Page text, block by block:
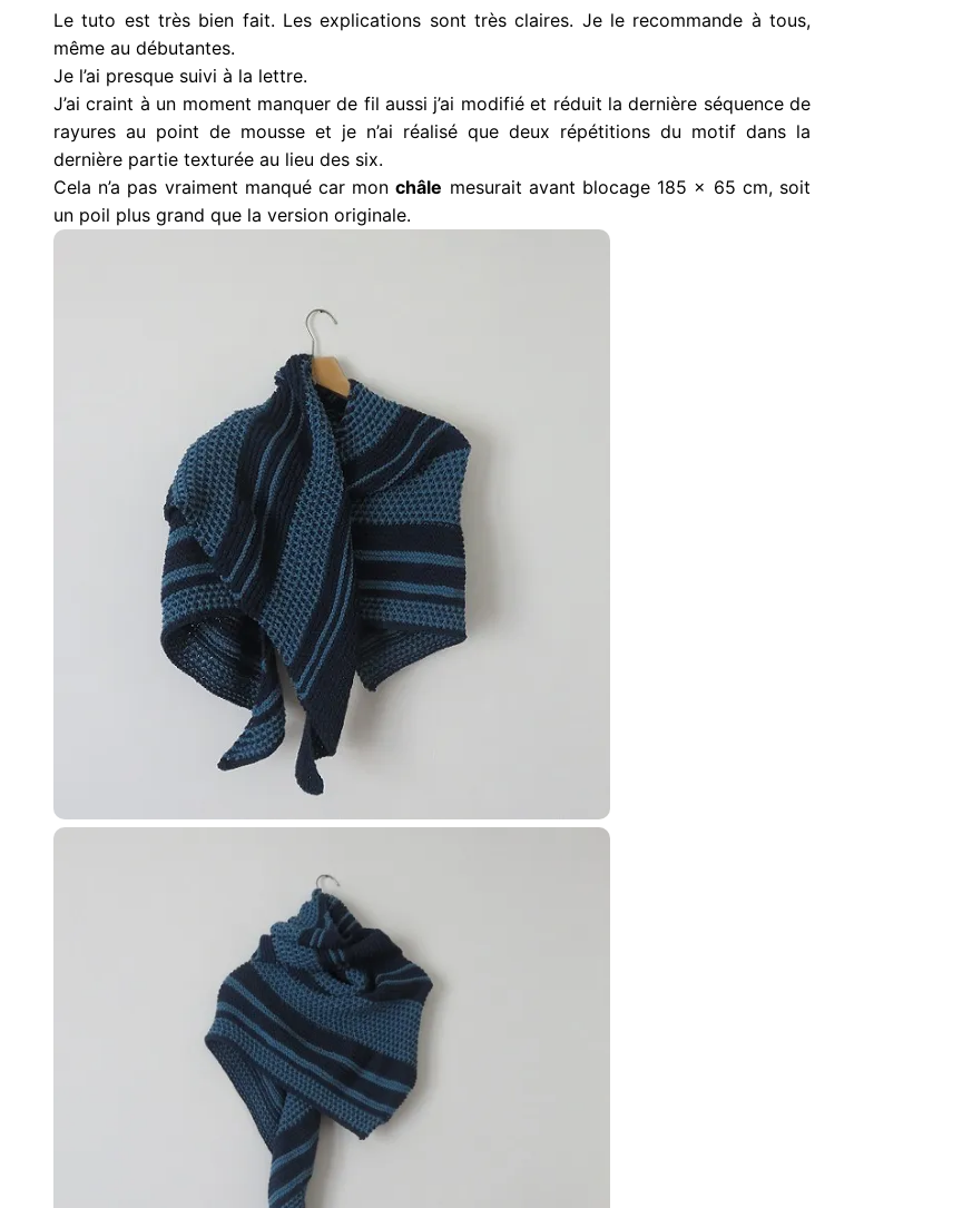
Le tuto est très bien fait. Les explications sont très claires. Je le recommande à tous,
même au débutantes.
Je l’ai presque suivi à la lettre.
J’ai craint à un moment manquer de fil aussi j’ai modifié et réduit la dernière séquence de
rayures au point de mousse et je n’ai réalisé que deux répétitions du motif dans la
dernière partie texturée au lieu des six.
Cela n’a pas vraiment manqué car monchâle mesurait avant blocage 185 x 65 cm, soit
un poil plus grand que la version originale.